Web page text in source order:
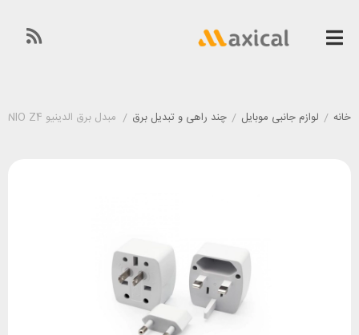
خانه / لوازم جانبی موبایل / چند راهی و تبدیل برق / مبدل برق الدینیو LDNIO Z4